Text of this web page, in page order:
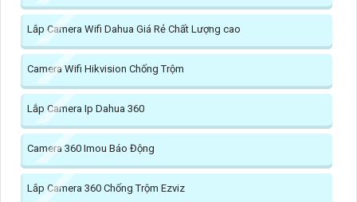
Lắp Camera Wifi Dahua Giá Rẻ Chất Lượng cao
Camera Wifi Hikvision Chống Trộm
Lắp Camera Ip Dahua 360
Camera 360 Imou Báo Động
Lắp Camera 360 Chống Trộm Ezviz